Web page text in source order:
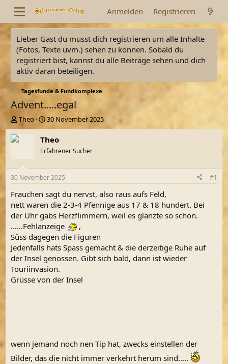
Anmelden Registrieren
Lieber Gast du musst dich registrieren um alle Inhalte
(Fotos, Texte uvm.) sehen zu können. Sobald du
registriert bist, kannst du alle Beiträge sehen und dich
aktiv daran beteiligen.
Tagesfunde & Fundkomplexe
Advent.....egal
E
r
s
l
e
r
Theo
E
r
s
t
e
t
a
30 November 2025
Theo
Erfahrener Sucher
30 November 2025 #1
Frauchen sagt du nervst, also raus aufs Feld,
nett waren die 2-3-4 Pfennige aus 17 & 18 hundert. Bei
der Uhr gabs Herzflimmern, weil es glänzte so schön.
......Fehlanzeige
,
Süss dagegen die Figuren
Jedenfalls hats Spass gemacht & die derzeitige Ruhe auf
der Insel genossen. Gibt sich bald, dann ist wieder
Touriinvasion.
Grüsse von der Insel
wenn jemand noch nen Tip hat, zwecks einstellen der
Bilder, das die nicht immer verkehrt herum sind.....